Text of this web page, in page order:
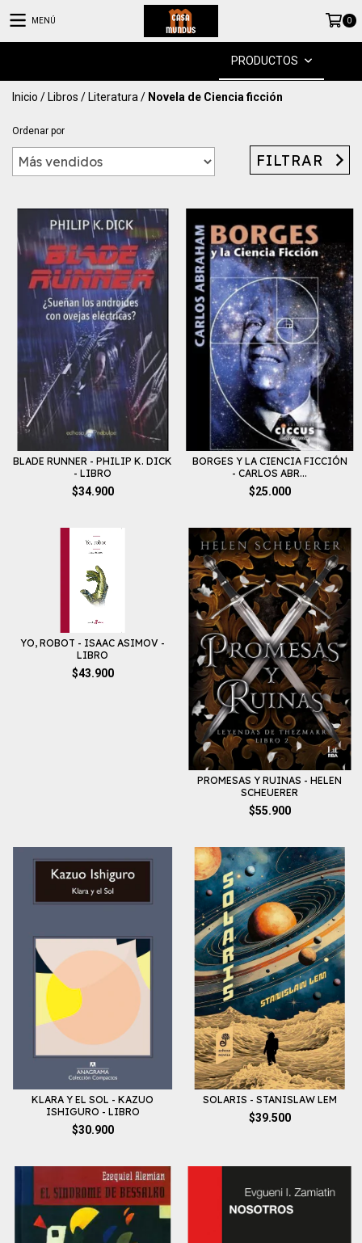
MENÚ 0
PRODUCTOS
Inicio / Libros / Literatura / Novela de Ciencia ficción
Ordenar por
FILTRAR
BLADE RUNNER - PHILIP K. DICK
- LIBRO
$34.900
BORGES Y LA CIENCIA FICCIÓN
- CARLOS ABR...
$25.000
YO, ROBOT - ISAAC ASIMOV -
LIBRO
$43.900
PROMESAS Y RUINAS - HELEN
SCHEUERER
$55.900
KLARA Y EL SOL - KAZUO
ISHIGURO - LIBRO
$30.900
SOLARIS - STANISLAW LEM
$39.500